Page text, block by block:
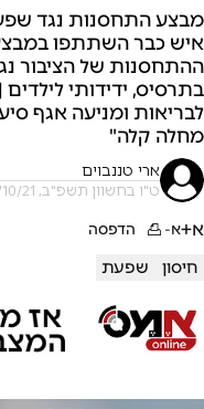
מבצע התחסנות נגד
איש כבר השתתפו
ההתחסנות של הציבור
בתרסיס, ידידותי
לבריאות ומניעה אגף
מחלה קלה"
ארי טננבוים
ט"ו בחשוון תשפ"ב, 21/10/21 07:54
א+א- הדפסה
חיסון שפעת